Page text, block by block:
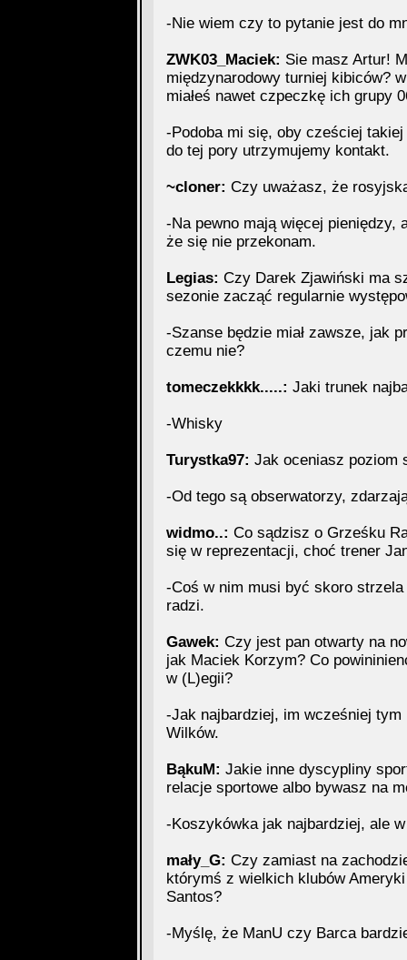
-Nie wiem czy to pytanie jest do
ZWK03_Maciek: Sie masz Artur!
międzynarodowy turniej kibiców?
miałeś nawet czpeczkę ich grupy
-Podoba mi się, oby cześciej
do tej pory utrzymujemy kontakt.
~cloner: Czy uważasz, że
-Na pewno mają więcej pieniędzy,
że się nie przekonam.
Legias: Czy Darek Zjawiński ma
sezonie zacząć regularnie
-Szanse będzie miał zawsze, jak
czemu nie?
tomeczekkkk.....: Jaki trunek
-Whisky
Turystka97: Jak oceniasz poziom
-Od tego są obserwatorzy,
widmo..: Co sądzisz o Grześku
się w reprezentacji, choć trener
-Coś w nim musi być skoro
radzi.
Gawek: Czy jest pan otwarty na
jak Maciek Korzym? Co
w (L)egii?
-Jak najbardziej, im wcześniej tym
Wilków.
BąkuM: Jakie inne dyscypliny
relacje sportowe albo bywasz na
-Koszykówka jak najbardziej, ale
mały_G: Czy zamiast na
którymś z wielkich klubów
Santos?
-Myślę, że ManU czy Barca